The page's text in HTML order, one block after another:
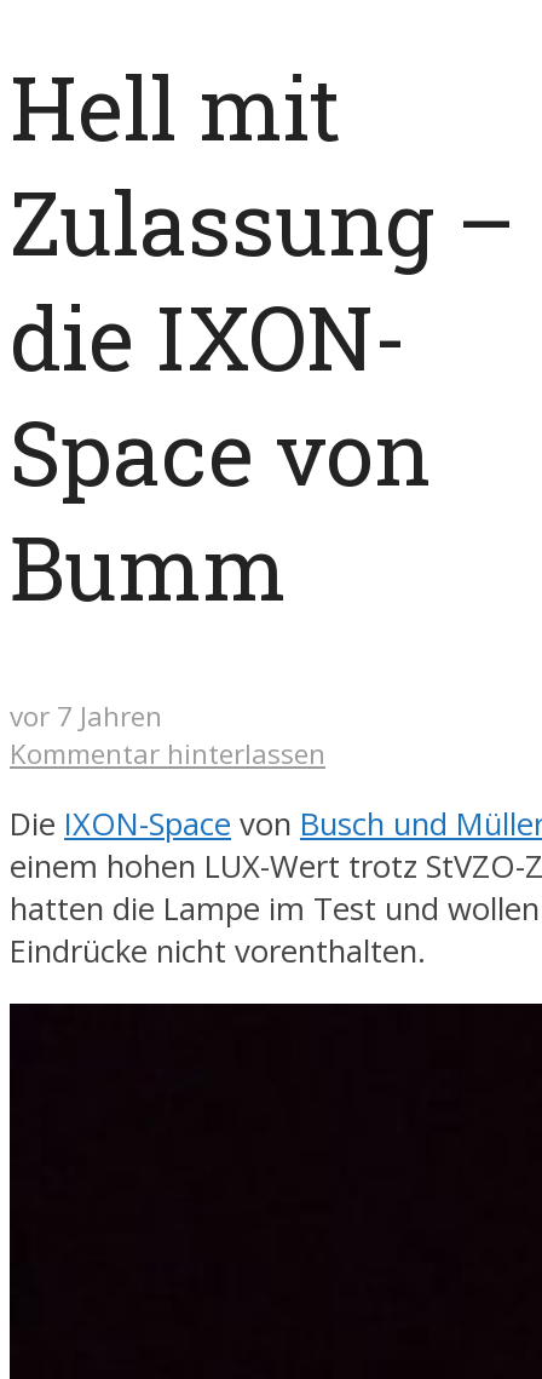
Hell mit
Zulassung –
die IXON-
Space von
Bumm
vor 7 Jahren
Kommentar hinterlassen
Die IXON-Space von Busch und
einem hohen LUX-Wert trotz StVZO-
hatten die Lampe im Test und
Eindrücke nicht vorenthalten.